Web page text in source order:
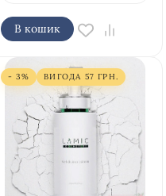
В кошик
- 3% ВИГОДА 57 ГРН.